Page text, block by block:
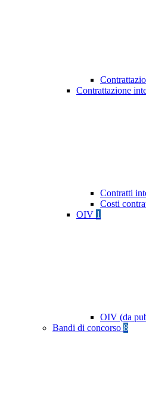
Contrattazione
Contratti
Costi
OIV 1
OIV (da
Bandi di concorso 8